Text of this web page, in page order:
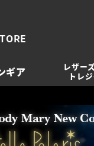
ギア
レザー
トレ